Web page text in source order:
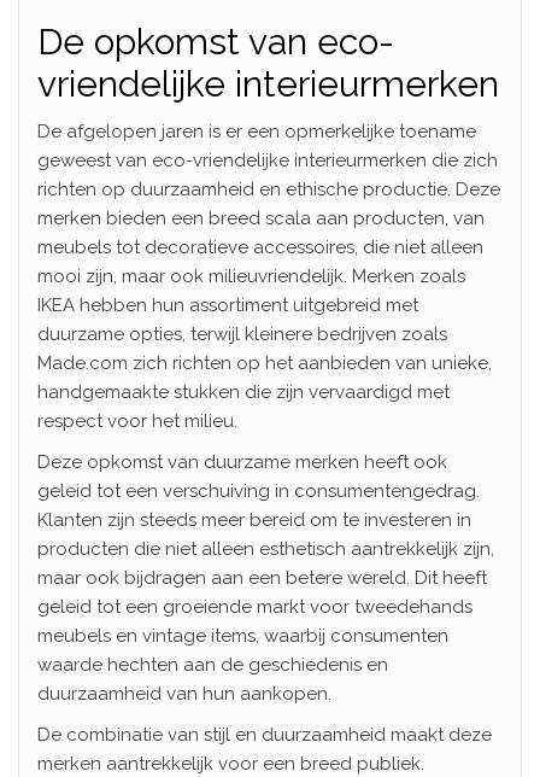
De opkomst van eco-
vriendelijke interieurmerken
De afgelopen jaren is er een opmerkelijke toename
geweest van eco-vriendelijke interieurmerken die zich
richten op duurzaamheid en ethische productie. Deze
merken bieden een breed scala aan producten, van
meubels tot decoratieve accessoires, die niet alleen
mooi zijn, maar ook milieuvriendelijk. Merken zoals
IKEA hebben hun assortiment uitgebreid met
duurzame opties, terwijl kleinere bedrijven zoals
Made.com zich richten op het aanbieden van unieke,
handgemaakte stukken die zijn vervaardigd met
respect voor het milieu.
Deze opkomst van duurzame merken heeft ook
geleid tot een verschuiving in consumentengedrag.
Klanten zijn steeds meer bereid om te investeren in
producten die niet alleen esthetisch aantrekkelijk zijn,
maar ook bijdragen aan een betere wereld. Dit heeft
geleid tot een groeiende markt voor tweedehands
meubels en vintage items, waarbij consumenten
waarde hechten aan de geschiedenis en
duurzaamheid van hun aankopen.
De combinatie van stijl en duurzaamheid maakt deze
merken aantrekkelijk voor een breed publiek.